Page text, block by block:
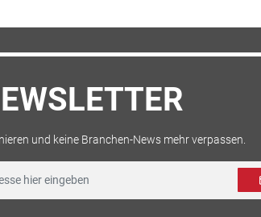
und keine Branchen-News mehr verpassen.